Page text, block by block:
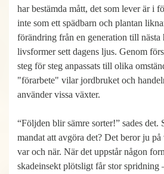
har bestämda mått, det som lever är i
inte som ett spädbarn och plantan
förändring från en generation till nästa
livsformer sett dagens ljus. Genom
steg för steg anpassats till olika
"förarbete" vilar jordbruket och
använder vissa växter.
“Följden blir sämre sorter!” sades det.
mandat att avgöra det? Det beror ju
var och när. När det uppstår någon
skadeinsekt plötsligt får stor spridning